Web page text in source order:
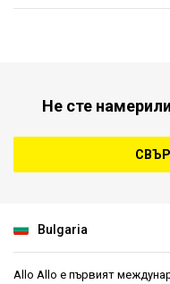
Не сте
Bulgaria
Allo Allo е първият